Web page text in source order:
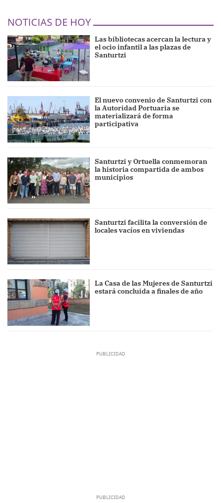
NOTICIAS DE HOY
Las bibliotecas acercan la lectura y
el ocio infantil a las plazas de
Santurtzi
El nuevo convenio de Santurtzi con
la Autoridad Portuaria se
materializará de forma
participativa
Santurtzi y Ortuella conmemoran
la historia compartida de ambos
municipios
Santurtzi facilita la conversión de
locales vacíos en viviendas
La Casa de las Mujeres de Santurtzi
estará concluida a finales de año